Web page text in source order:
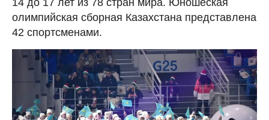
14 до 17 лет из 78 стран мира. Юношеская
олимпийская сборная Казахстана представлена
42 спортсменами.